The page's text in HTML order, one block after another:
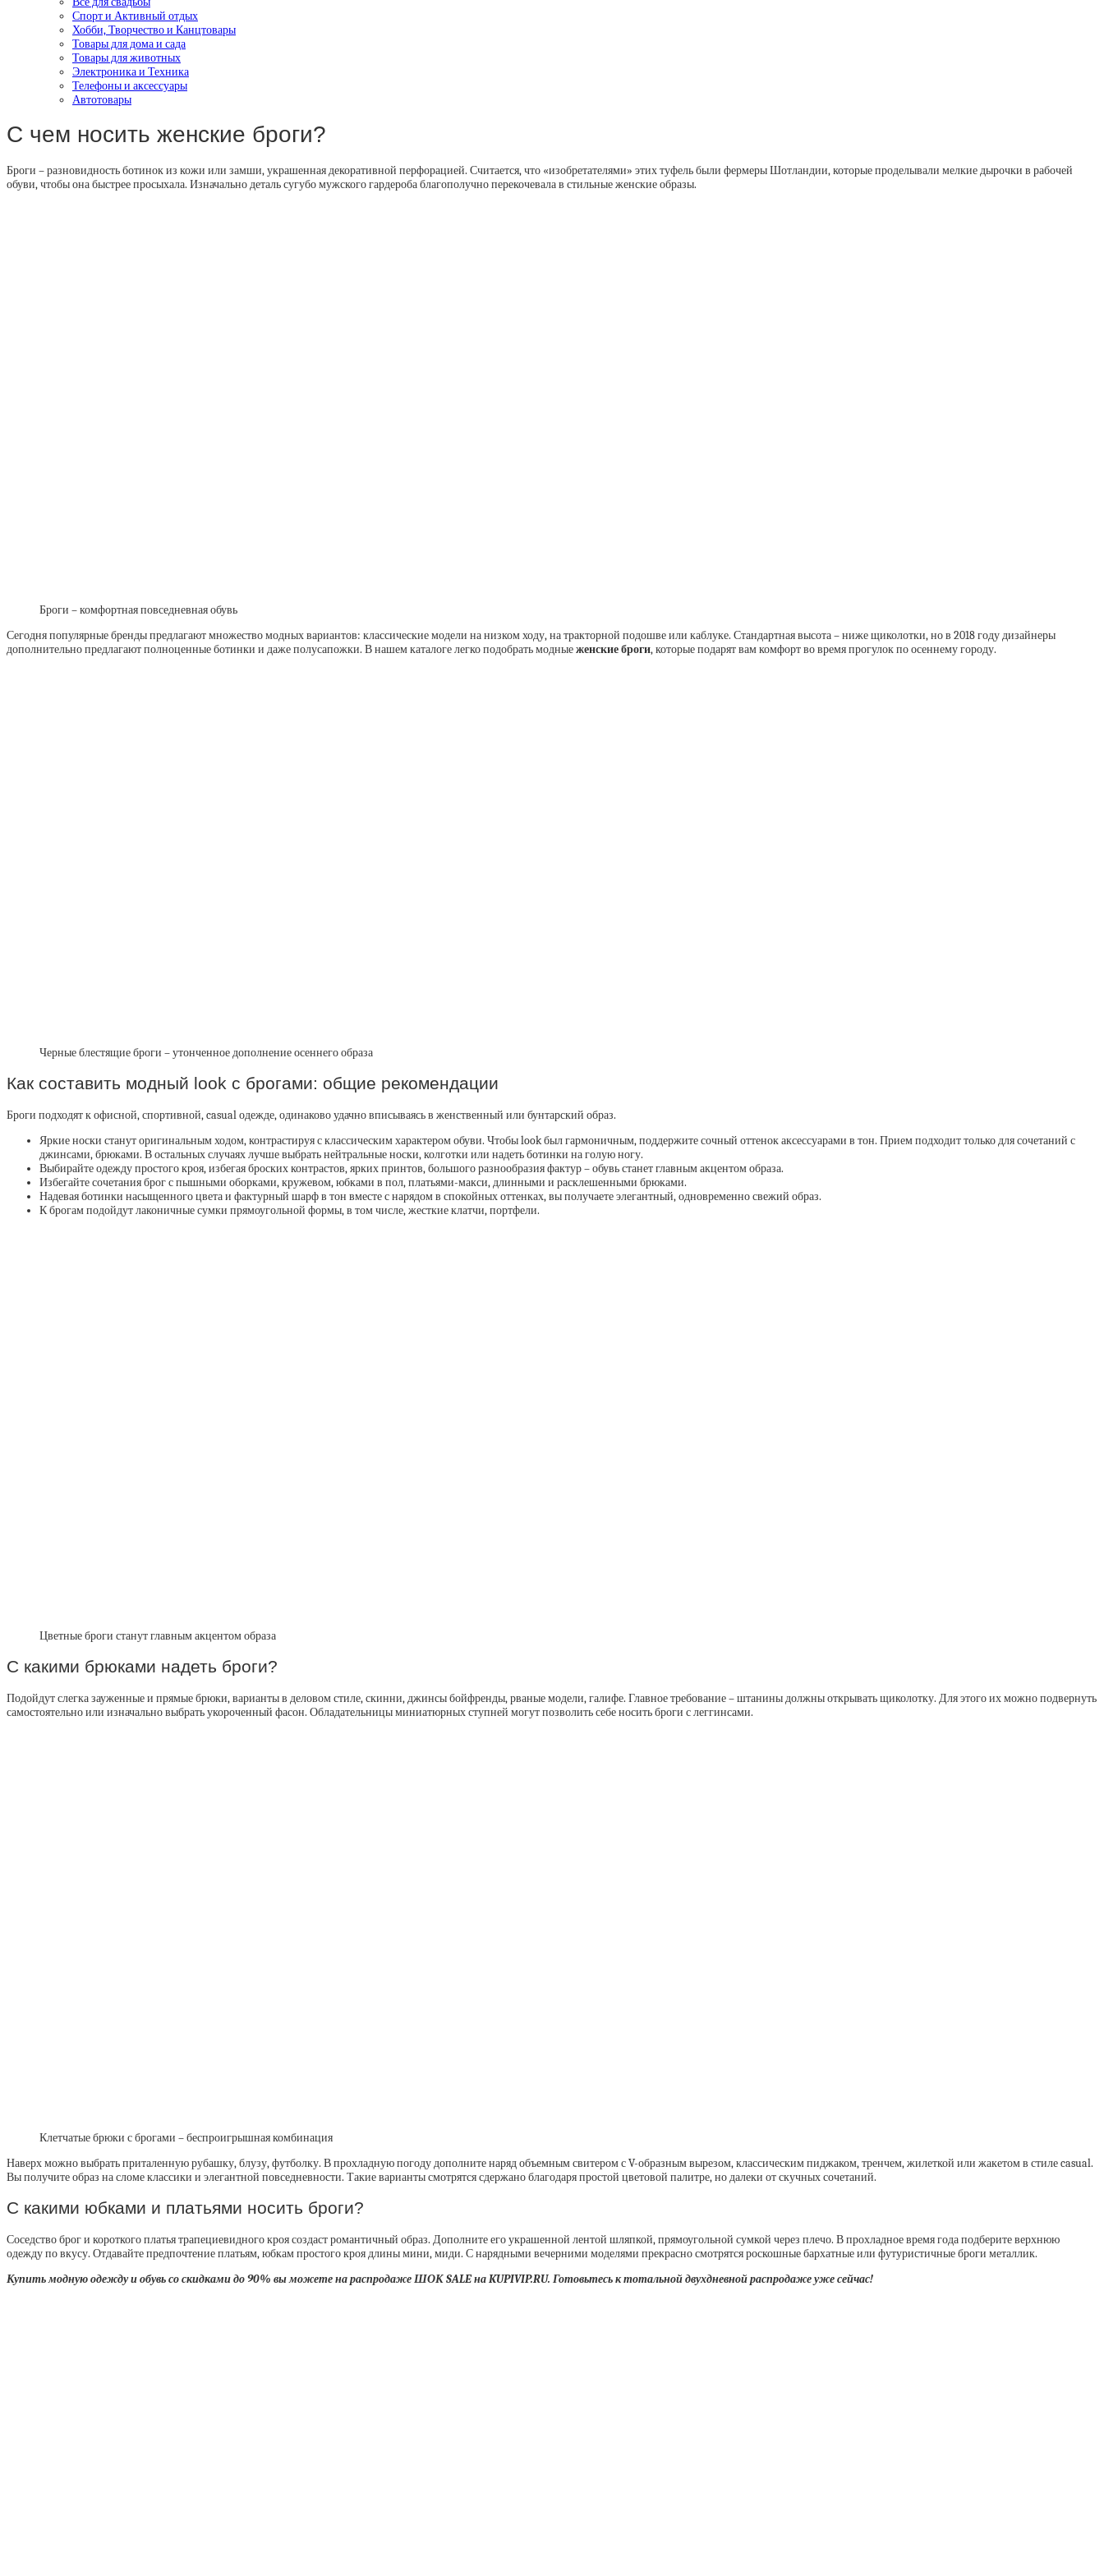
Спорт и Активный отдых
Хобби, Творчество и Канцтовары
Товары для дома и сада
Товары для животных
Электроника и Техника
Телефоны и аксессуары
Автотовары
С чем носить женские броги?
Броги – разновидность ботинок из кожи или замши, украшенная декоративной перфорацией. Считается, что «изобретателями» этих туфель были фермеры Шотландии, которые проделывали мелкие дырочки в рабочей
обуви, чтобы она быстрее просыхала. Изначально деталь сугубо мужского гардероба благополучно перекочевала в стильные женские образы.
Броги – комфортная повседневная обувь
Сегодня популярные бренды предлагают множество модных вариантов: классические модели на низком ходу, на тракторной подошве или каблуке. Стандартная высота – ниже щиколотки, но в 2018 году дизайнеры
дополнительно предлагают полноценные ботинки и даже полусапожки. В нашем каталоге легко подобрать модныеженские броги, которые подарят вам комфорт во время прогулок по осеннему городу.
Черные блестящие броги – утонченное дополнение осеннего образа
Как составить модный look с брогами: общие рекомендации
Броги подходят к офисной, спортивной, casual одежде, одинаково удачно вписываясь в женственный или бунтарский образ.
Яркие носки станут оригинальным ходом, контрастируя с классическим характером обуви. Чтобы look был гармоничным, поддержите сочный оттенок аксессуарами в тон. Прием подходит только для сочетаний с
джинсами, брюками. В остальных случаях лучше выбрать нейтральные носки, колготки или надеть ботинки на голую ногу.
Выбирайте одежду простого кроя, избегая броских контрастов, ярких принтов, большого разнообразия фактур – обувь станет главным акцентом образа.
Избегайте сочетания брог с пышными оборками, кружевом, юбками в пол, платьями-макси, длинными и расклешенными брюками.
Надевая ботинки насыщенного цвета и фактурный шарф в тон вместе с нарядом в спокойных оттенках, вы получаете элегантный, одновременно свежий образ.
К брогам подойдут лаконичные сумки прямоугольной формы, в том числе, жесткие клатчи, портфели.
Цветные броги станут главным акцентом образа
С какими брюками надеть броги?
Подойдут слегка зауженные и прямые брюки, варианты в деловом стиле, скинни, джинсы бойфренды, рваные модели, галифе. Главное требование – штанины должны открывать щиколотку. Для этого их можно подвернуть
самостоятельно или изначально выбрать укороченный фасон. Обладательницы миниатюрных ступней могут позволить себе носить броги с леггинсами.
Клетчатые брюки с брогами – беспроигрышная комбинация
Наверх можно выбрать приталенную рубашку, блузу, футболку. В прохладную погоду дополните наряд объемным свитером с V-образным вырезом, классическим пиджаком, тренчем, жилеткой или жакетом в стиле casual.
Вы получите образ на сломе классики и элегантной повседневности. Такие варианты смотрятся сдержано благодаря простой цветовой палитре, но далеки от скучных сочетаний.
С какими юбками и платьями носить броги?
Соседство брог и короткого платья трапециевидного кроя создаст романтичный образ. Дополните его украшенной лентой шляпкой, прямоугольной сумкой через плечо. В прохладное время года подберите верхнюю
одежду по вкусу. Отдавайте предпочтение платьям, юбкам простого кроя длины мини, миди. С нарядными вечерними моделями прекрасно смотрятся роскошные бархатные или футуристичные броги металлик.
Купить модную одежду и обувь со скидками до 90% вы можете на распродаже ШОК SALE на KUPIVIP.RU. Готовьтесь к тотальной двухдневной распродаже уже сейчас!